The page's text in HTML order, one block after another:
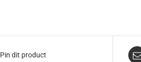
Pin dit product